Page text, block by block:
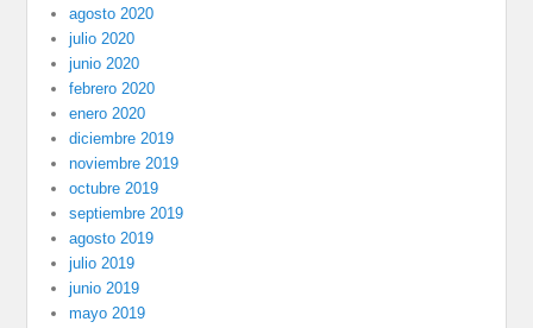
agosto 2020
julio 2020
junio 2020
febrero 2020
enero 2020
diciembre 2019
noviembre 2019
octubre 2019
septiembre 2019
agosto 2019
julio 2019
junio 2019
mayo 2019